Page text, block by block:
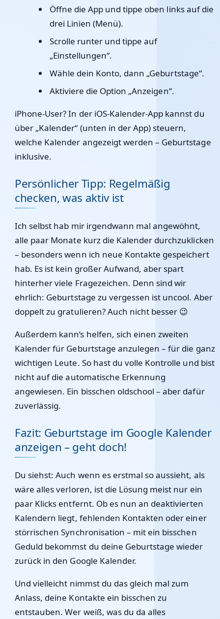
Öffne die App und tippe oben links auf die
drei Linien (Menü).
Scrolle runter und tippe auf
„Einstellungen“.
Wähle dein Konto, dann „Geburtstage“.
Aktiviere die Option „Anzeigen“.
iPhone-User? In der iOS-Kalender-App kannst du
über „Kalender“ (unten in der App) steuern,
welche Kalender angezeigt werden – Geburtstage
inklusive.
Persönlicher Tipp: Regelmäßig
checken, was aktiv ist
Ich selbst hab mir irgendwann mal angewöhnt,
alle paar Monate kurz die Kalender durchzuklicken
– besonders wenn ich neue Kontakte gespeichert
hab. Es ist kein großer Aufwand, aber spart
hinterher viele Fragezeichen. Denn sind wir
ehrlich: Geburtstage zu vergessen ist uncool. Aber
doppelt zu gratulieren? Auch nicht besser 😉
Außerdem kann’s helfen, sich einen zweiten
Kalender für Geburtstage anzulegen – für die ganz
wichtigen Leute. So hast du volle Kontrolle und bist
nicht auf die automatische Erkennung
angewiesen. Ein bisschen oldschool – aber dafür
zuverlässig.
Fazit: Geburtstage im Google Kalender
anzeigen – geht doch!
Du siehst: Auch wenn es erstmal so aussieht, als
wäre alles verloren, ist die Lösung meist nur ein
paar Klicks entfernt. Ob es nun an deaktivierten
Kalendern liegt, fehlenden Kontakten oder einer
störrischen Synchronisation – mit ein bisschen
Geduld bekommst du deine Geburtstage wieder
zurück in den Google Kalender.
Und vielleicht nimmst du das gleich mal zum
Anlass, deine Kontakte ein bisschen zu
entstauben. Wer weiß, was du da alles